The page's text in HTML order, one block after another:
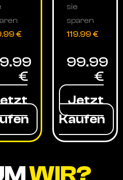
€
€
sie
sparen
119.99 €
99.99
€
Jetzt
Kaufen
WIR?